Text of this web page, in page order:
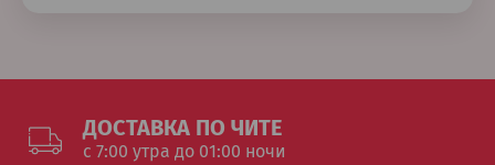
ДОСТАВКА ПО ЧИТЕ
c 7:00 утра до 01:00 ночи